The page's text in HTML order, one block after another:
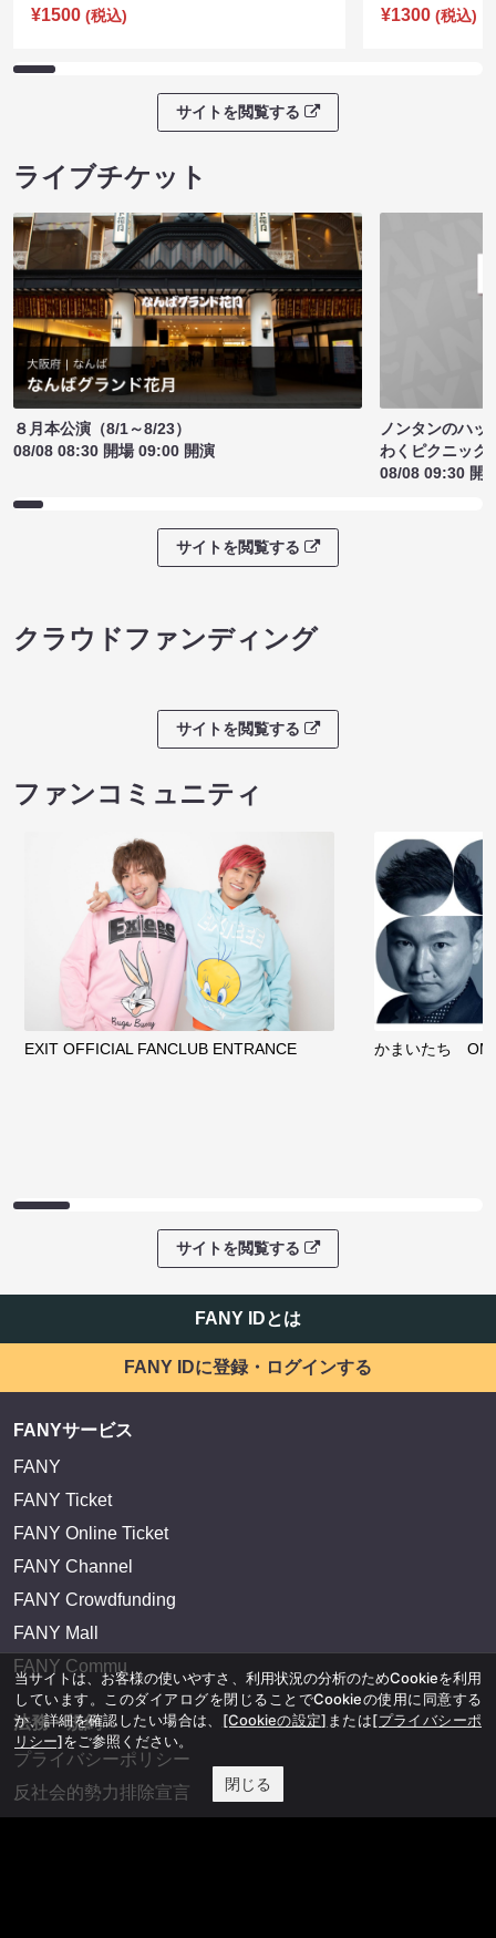
¥1500 (税込)
¥1300 (税込)
サイトを閲覧する
ライブチケット
８月本公演（8/1～8/23）
08/08 08:30 開場 09:00 開演
ノンタンのハッ
わくピクニック
08/08 09:30 開
サイトを閲覧する
クラウドファンディング
サイトを閲覧する
ファンコミュニティ
EXIT OFFICIAL FANCLUB ENTRANCE かまいたち
サイトを閲覧する
FANY IDとは
FANY IDに登録・ログインする
FANYサービス
FANY
FANY Ticket
FANY Online Ticket
FANY Channel
FANY Crowdfunding
FANY Mall
FANY Commu
法務・規約
プライバシーポリシー
反社会的勢力排除宣言
当サイトは、お客様の使いやすさ、利用状況の分析のためCookieを利用
しています。このダイアログを閉じることでCookieの使用に同意する
か、詳細を確認したい場合は、 [Cookieの設定] または[プライバシーポ
リシー]をご参照ください。
閉じる